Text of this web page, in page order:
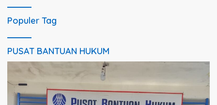
Populer Tag
PUSAT BANTUAN HUKUM